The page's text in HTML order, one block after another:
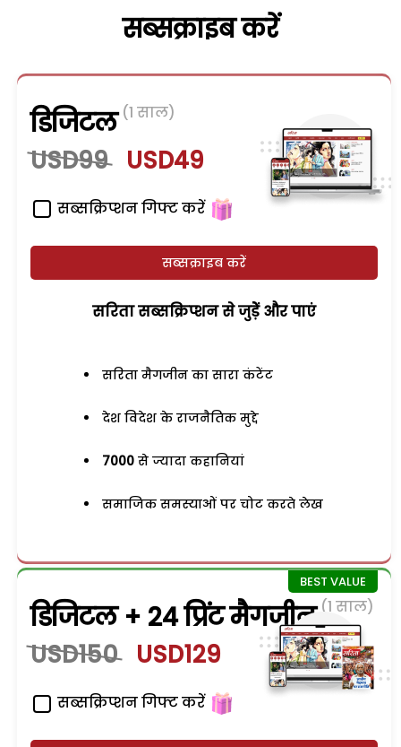
सब्सक्राइब करें
डिजिटल (1 साल)
USD99 USD49
सब्सक्रिप्शन गिफ्ट करें
सब्सक्राइब करें
सरिता सब्सक्रिप्शन से जुड़ेें और पाएं
सरिता मैगजीन का सारा कंटेंट
देश विदेश के राजनैतिक मुद्दे
7000 से ज्यादा कहानियां
समाजिक समस्याओं पर चोट करते लेख
डिजिटल + 24 प्रिंट मैगजीन (1 साल)
USD150 USD129
सब्सक्रिप्शन गिफ्ट करें